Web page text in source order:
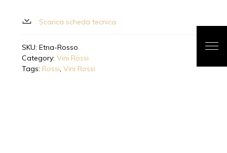
Scarica scheda tecnica
SKU: Etna-Rosso
Category: Vini Rossi
Tags: Rossi, Vini Rossi